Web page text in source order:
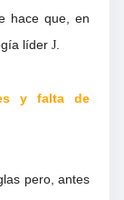
hace que, en
líder J
y falta de
pero, antes